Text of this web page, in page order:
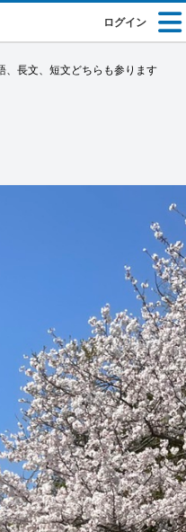
ログイン
、長文、短文どちらも参ります